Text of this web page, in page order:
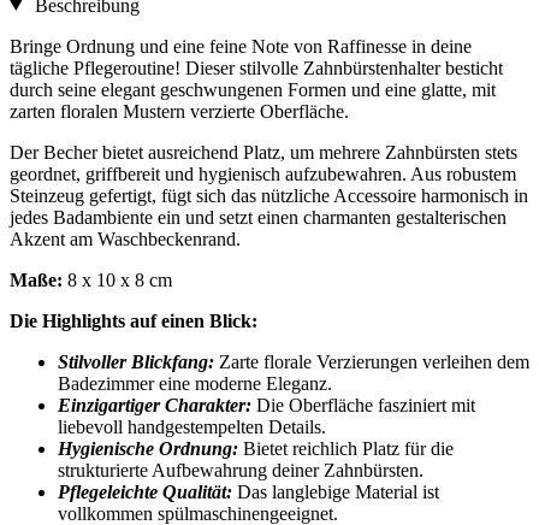
Beschreibung
Bringe Ordnung und eine feine Note von Raffinesse in deine
tägliche Pflegeroutine! Dieser stilvolle Zahnbürstenhalter besticht
durch seine elegant geschwungenen Formen und eine glatte, mit
zarten floralen Mustern verzierte Oberfläche.
Der Becher bietet ausreichend Platz, um mehrere Zahnbürsten stets
geordnet, griffbereit und hygienisch aufzubewahren. Aus robustem
Steinzeug gefertigt, fügt sich das nützliche Accessoire harmonisch in
jedes Badambiente ein und setzt einen charmanten gestalterischen
Akzent am Waschbeckenrand.
Maße: 8 x 10 x 8 cm
Die Highlights auf einen Blick:
Stilvoller Blickfang: Zarte florale Verzierungen verleihen dem
Badezimmer eine moderne Eleganz.
Einzigartiger Charakter: Die Oberfläche fasziniert mit
liebevoll handgestempelten Details.
Hygienische Ordnung: Bietet reichlich Platz für die
strukturierte Aufbewahrung deiner Zahnbürsten.
Pflegeleichte Qualität: Das langlebige Material ist
vollkommen spülmaschinengeeignet.